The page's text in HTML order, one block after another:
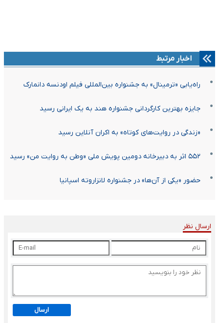
اخبار مرتبط
راه‌یابی «ترمینال» به جشنواره بین‌المللی فیلم اودنسه دانمارک
جایزه بهترین کارگردانی جشنواره هند به یک ایرانی رسید
«زندگی در روایت‌های کوتاه» به اکران آنلاین رسید
۵۵۲ اثر به دبیرخانه دومین پویش ملی «وطن به روایت من» رسید
حضور «یکی از آن‌ها» در جشنواره لانزاروته اسپانیا
ارسال نظر
ارسال